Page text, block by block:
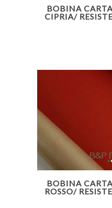
BOBINA
CIPRIA/
BOBINA
ROSSO/